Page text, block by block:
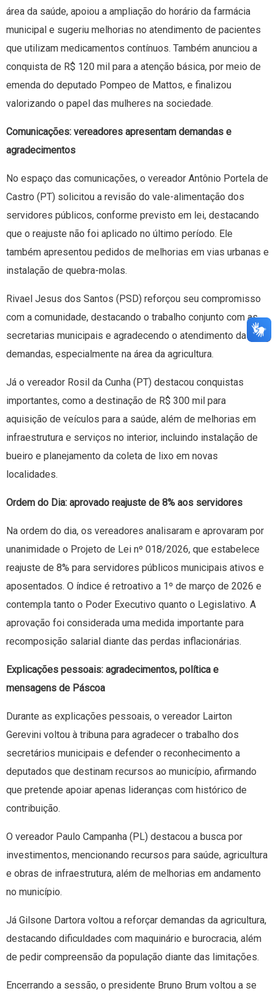
área da saúde, apoiou a ampliação do horário da farmácia
municipal e sugeriu melhorias no atendimento de pacientes
que utilizam medicamentos contínuos. Também anunciou a
conquista de R$ 120 mil para a atenção básica, por meio de
emenda do deputado Pompeo de Mattos, e finalizou
valorizando o papel das mulheres na sociedade.
Comunicações: vereadores apresentam demandas e
agradecimentos
No espaço das comunicações, o vereador Antônio Portela de
Castro (PT) solicitou a revisão do vale-alimentação dos
servidores públicos, conforme previsto em lei, destacando
que o reajuste não foi aplicado no último período. Ele
também apresentou pedidos de melhorias em vias urbanas e
instalação de quebra-molas.
Rivael Jesus dos Santos (PSD) reforçou seu compromisso
com a comunidade, destacando o trabalho conjunto com as
secretarias municipais e agradecendo o atendimento das
demandas, especialmente na área da agricultura.
Já o vereador Rosil da Cunha (PT) destacou conquistas
importantes, como a destinação de R$ 300 mil para
aquisição de veículos para a saúde, além de melhorias em
infraestrutura e serviços no interior, incluindo instalação de
bueiro e planejamento da coleta de lixo em novas
localidades.
Ordem do Dia: aprovado reajuste de 8% aos servidores
Na ordem do dia, os vereadores analisaram e aprovaram por
unanimidade o Projeto de Lei nº 018/2026, que estabelece
reajuste de 8% para servidores públicos municipais ativos e
aposentados. O índice é retroativo a 1º de março de 2026 e
contempla tanto o Poder Executivo quanto o Legislativo. A
aprovação foi considerada uma medida importante para
recomposição salarial diante das perdas inflacionárias.
Explicações pessoais: agradecimentos, política e
mensagens de Páscoa
Durante as explicações pessoais, o vereador Lairton
Gerevini voltou à tribuna para agradecer o trabalho dos
secretários municipais e defender o reconhecimento a
deputados que destinam recursos ao município, afirmando
que pretende apoiar apenas lideranças com histórico de
contribuição.
O vereador Paulo Campanha (PL) destacou a busca por
investimentos, mencionando recursos para saúde, agricultura
e obras de infraestrutura, além de melhorias em andamento
no município.
Já Gilsone Dartora voltou a reforçar demandas da agricultura,
destacando dificuldades com maquinário e burocracia, além
de pedir compreensão da população diante das limitações.
Encerrando a sessão, o presidente Bruno Brum voltou a se